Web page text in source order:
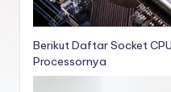
Berikut Daftar Socket
Processornya